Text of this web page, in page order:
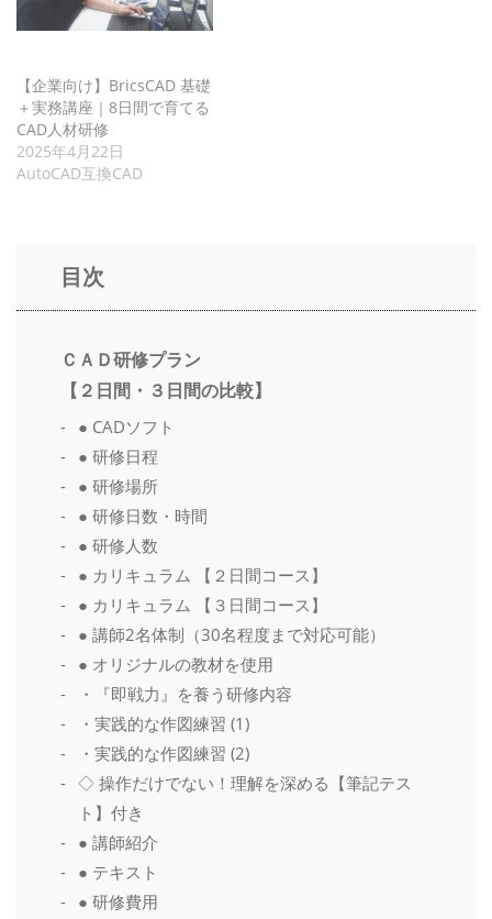
【企業向け】BricsCAD 基礎
＋実務講座｜8日間で育てる
CAD人材研修
2025年4月22日
AutoCAD互換CAD
目次
ＣＡＤ研修プラン
【２日間・３日間の比較】
● CADソフト
● 研修日程
● 研修場所
● 研修日数・時間
● 研修人数
● カリキュラム 【２日間コース】
● カリキュラム 【３日間コース】
● 講師2名体制（30名程度まで対応可能）
● オリジナルの教材を使用
・『即戦力』を養う研修内容
・実践的な作図練習 (1)
・実践的な作図練習 (2)
◇ 操作だけでない！理解を深める【筆記テス
ト】付き
● 講師紹介
● テキスト
● 研修費用